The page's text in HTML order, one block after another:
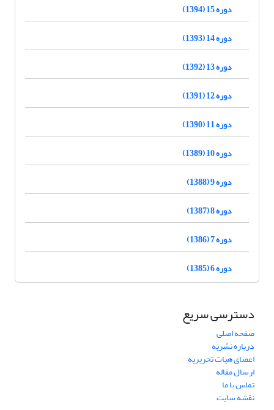
دوره 15 (1394)
دوره 14 (1393)
دوره 13 (1392)
دوره 12 (1391)
دوره 11 (1390)
دوره 10 (1389)
دوره 9 (1388)
دوره 8 (1387)
دوره 7 (1386)
دوره 6 (1385)
دسترسی سریع
صفحه اصلی
درباره نشریه
اعضای هیات تحریریه
ارسال مقاله
تماس با ما
نقشه سایت